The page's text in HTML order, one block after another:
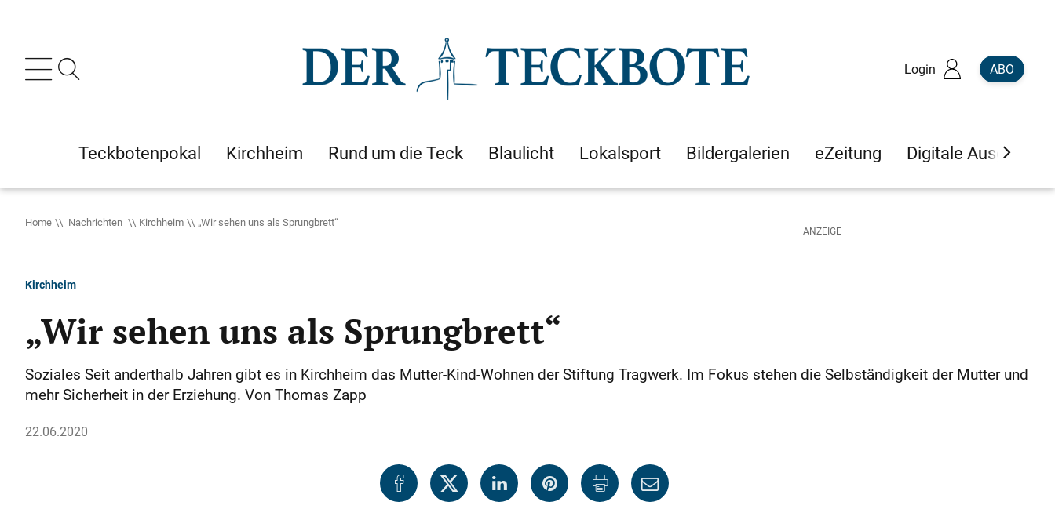
Login ABO
Teckbotenpokal Kirchheim Rund um die Teck Blaulicht Lokalsport Bildergalerien eZeitung Digitale Ausgaben
Home Nachrichten Kirchheim „Wir sehen uns als Sprungbrett“
Kirchheim
„Wir sehen uns als Sprungbrett“
Soziales Seit anderthalb Jahren gibt es in Kirchheim das Mutter-Kind-Wohnen der Stiftung Tragwerk. Im Fokus stehen die Selbständigkeit der Mutter und
mehr Sicherheit in der Erziehung. Von Thomas Zapp
22.06.2020